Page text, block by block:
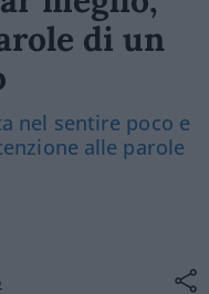
di un
nel sentire poco e
alle parole